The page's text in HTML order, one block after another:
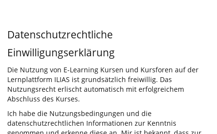
Datenschutzrechtliche
Einwilligungserklärung
Die Nutzung von E-Learning Kursen und Kursforen auf der
Lernplattform ILIAS ist grundsätzlich freiwillig. Das
Nutzungsrecht erlischt automatisch mit erfolgreichem
Abschluss des Kurses.
Ich habe die Nutzungsbedingungen und die
datenschutzrechtlichen Informationen zur Kenntnis